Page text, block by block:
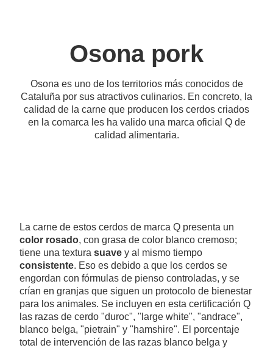
Osona pork
Osona es uno de los territorios más conocidos de
Cataluña por sus atractivos culinarios. En concreto, la
calidad de la carne que producen los cerdos criados
en la comarca les ha valido una marca oficial Q de
calidad alimentaria.
La carne de estos cerdos de marca Q presenta un
color rosado, con grasa de color blanco cremoso;
tiene una textura suave y al mismo tiempo
consistente. Eso es debido a que los cerdos se
engordan con fórmulas de pienso controladas, y se
crían en granjas que siguen un protocolo de bienestar
para los animales. Se incluyen en esta certificación Q
las razas de cerdo "duroc", "large white", "andrace",
blanco belga, "pietrain" y "hamshire". El porcentaje
total de intervención de las razas blanco belga y